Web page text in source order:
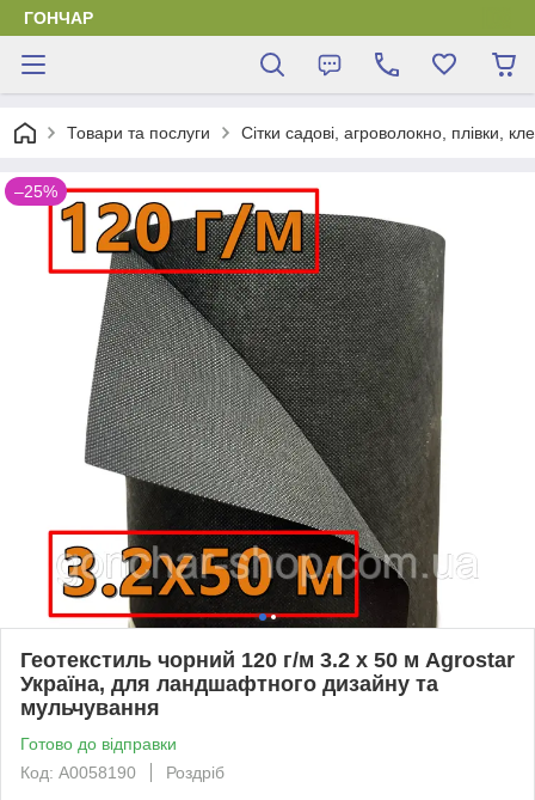
ГОНЧАР
Товари та послуги Сітки садові, агроволокно, плівки,
–25%
Геотекстиль чорний 120 г/м 3.2 х 50 м Agrostar
Україна, для ландшафтного дизайну та
мульчування
Готово до відправки
Код: А0058190
Роздріб